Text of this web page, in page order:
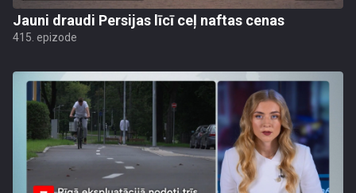
Jauni draudi Persijas līcī ceļ naftas cenas
415. epizode